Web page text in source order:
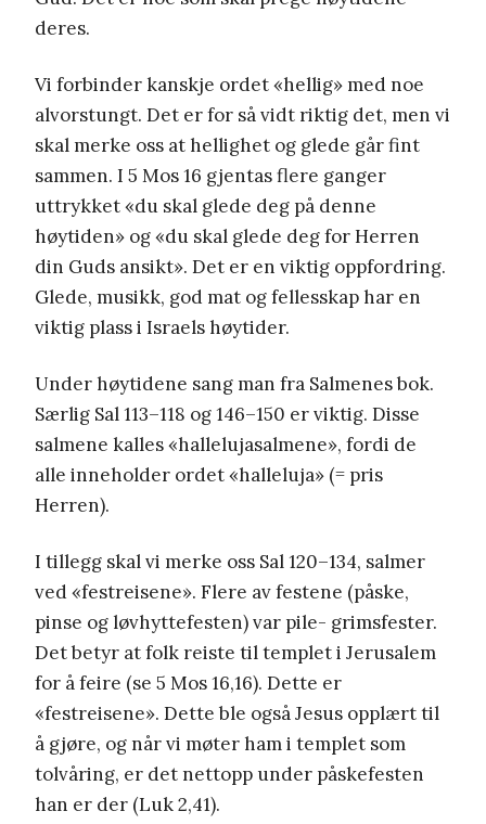
deres.
Vi forbinder kanskje ordet «hellig» med noe
alvorstungt. Det er for så vidt riktig det, men vi
skal merke oss at hellighet og glede går fint
sammen. I 5 Mos 16 gjentas flere ganger
uttrykket «du skal glede deg på denne
høytiden» og «du skal glede deg for Herren
din Guds ansikt». Det er en viktig oppfordring.
Glede, musikk, god mat og fellesskap har en
viktig plass i Israels høytider.
Under høytidene sang man fra Salmenes bok.
Særlig Sal 113–118 og 146–150 er viktig. Disse
salmene kalles «hallelujasalmene», fordi de
alle inneholder ordet «halleluja» (= pris
Herren).
I tillegg skal vi merke oss Sal 120–134, salmer
ved «festreisene». Flere av festene (påske,
pinse og løvhyttefesten) var pile- grimsfester.
Det betyr at folk reiste til templet i Jerusalem
for å feire (se 5 Mos 16,16). Dette er
«festreisene». Dette ble også Jesus opplært til
å gjøre, og når vi møter ham i templet som
tolvåring, er det nettopp under påskefesten
han er der (Luk 2,41).